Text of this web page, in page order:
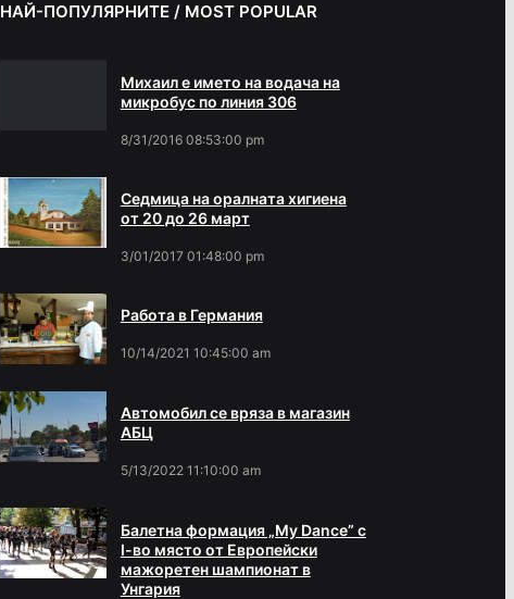
НАЙ-ПОПУЛЯРНИТЕ / MOST POPULAR
Михаил е името на водача на
микробус по линия 306
8/31/2016 08:53:00 pm
Седмица на оралната хигиена
от 20 до 26 март
3/01/2017 01:48:00 pm
Работа в Германия
10/14/2021 10:45:00 am
Автомобил се вряза в магазин
АБЦ
5/13/2022 11:10:00 am
Балетна формация „My Dance” с
І-во място от Европейски
мажоретен шампионат в
Унгария